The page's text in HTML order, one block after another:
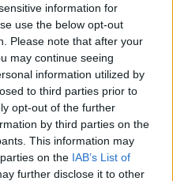
information for
use the below opt-out
Please note that after your
may continue seeing
information utilized by
to third parties prior to
opt-out of the further
by third parties on the
This information may
on the IAB’s List of
further disclose it to other
Facebookon is, és nem fogsz
hírekről!